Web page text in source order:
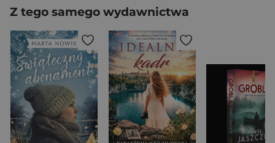
Z tego samego wydawnictwa